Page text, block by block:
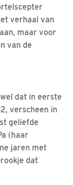
verhaal van
maar voor
van de
dat in eerste
verscheen in
geliefde
(haar
jaren met
dat